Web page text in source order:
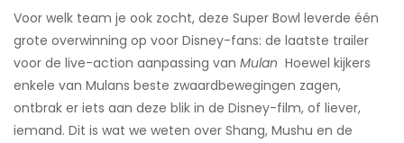
Voor welk team je ook zocht, deze Super Bowl leverde één
grote overwinning op voor Disney-fans: de laatste trailer
voor de live-action aanpassing van Mulan ​ Hoewel kijkers
enkele van Mulans beste zwaardbewegingen zagen,
ontbrak er iets aan deze blik in de Disney-film, of liever,
iemand. Dit is wat we weten over Shang, Mushu en de